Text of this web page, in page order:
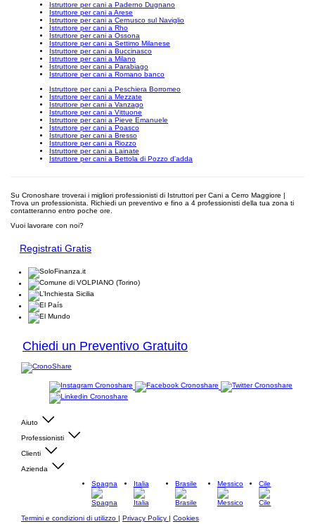
Istruttore per cani a Paderno Dugnano
Istruttore per cani a Arese
Istruttore per cani a Cernusco sul Naviglio
Istruttore per cani a Rho
Istruttore per cani a Ossona
Istruttore per cani a Settimo Milanese
Istruttore per cani a Buccinasco
Istruttore per cani a Milano
Istruttore per cani a Parabiago
Istruttore per cani a Romano banco
Istruttore per cani a Peschiera Borromeo
Istruttore per cani a Mezzate
Istruttore per cani a Vanzago
Istruttore per cani a Vittuone
Istruttore per cani a Pieve Emanuele
Istruttore per cani a Poasco
Istruttore per cani a Bresso
Istruttore per cani a Riozzo
Istruttore per cani a Lainate
Istruttore per cani a Bettola di Pozzo d'adda
Su Cronoshare troverai i migliori professionisti di Istruttori per Cani a Cerro Maggiore |
Trova un professionista. Richiedi un preventivo e fino a 4 professionisti della tua zona ti
contatteranno entro poche ore.
Vuoi lavorare con noi?
Registrati Gratis
Chiedi un Preventivo Gratuito
Aiuto
Professionisti
Clienti
Azienda
Spagna
Italia Brasile Messico Cile
Termini e condizioni di utilizzo | Privacy Policy | Cookies